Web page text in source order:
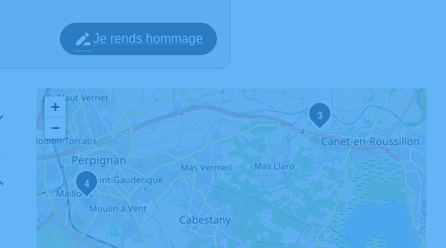
Je rends hommage
3
4
+
−